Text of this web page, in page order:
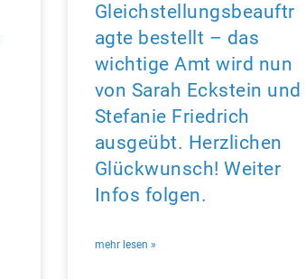
Gleichstellungsbeauftr
agte bestellt – das
wichtige Amt wird nun
von Sarah Eckstein und
Stefanie Friedrich
ausgeübt. Herzlichen
Glückwunsch! Weiter
Infos folgen.
mehr lesen »